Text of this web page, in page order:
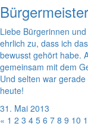
Liebe Bürgerinnen
ehrlich zu, dass ich
bewusst gehört habe.
gemeinsam mit dem
Und selten war
heute!
31. Mai 2013
« 1 2 3 4 5 6 7 8 9 10